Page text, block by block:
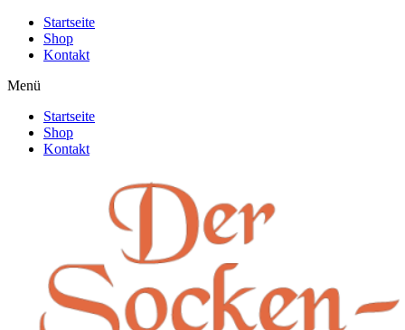
Zum
Inhalt
springen
Startseite
Shop
Kontakt
Menü
Startseite
Shop
Kontakt